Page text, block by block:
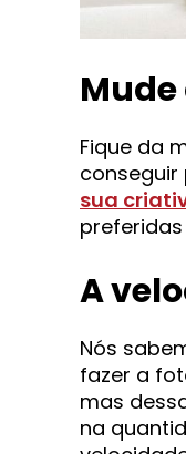
Fique da
conseguir
sua
A
Nós
fazer a
mas
na